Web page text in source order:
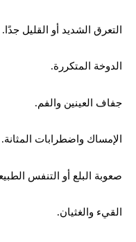
التعرق الشديد أو القليل جدًا.
الدوخة المتكررة.
جفاف العينين والفم.
الإمساك واضطرابات المثانة.
صعوبة البلع أو التنفس
القيء والغثيان.